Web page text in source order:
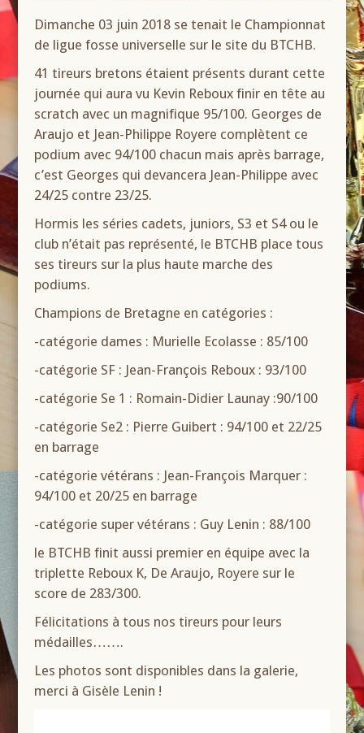
Dimanche 03 juin 2018 se tenait le Championnat
de ligue fosse universelle sur le site du BTCHB.
41 tireurs bretons étaient présents durant cette
journée qui aura vu Kevin Reboux finir en tête au
scratch avec un magnifique 95/100. Georges de
Araujo et Jean-Philippe Royere complètent ce
podium avec 94/100 chacun mais après barrage,
c’est Georges qui devancera Jean-Philippe avec
24/25 contre 23/25.
Hormis les séries cadets, juniors, S3 et S4 ou le
club n’était pas représenté, le BTCHB place tous
ses tireurs sur la plus haute marche des
podiums.
Champions de Bretagne en catégories :
-catégorie dames : Murielle Ecolasse : 85/100
-catégorie SF : Jean-François Reboux : 93/100
-catégorie Se 1 : Romain-Didier Launay :90/100
-catégorie Se2 : Pierre Guibert : 94/100 et 22/25
en barrage
-catégorie vétérans : Jean-François Marquer :
94/100 et 20/25 en barrage
-catégorie super vétérans : Guy Lenin : 88/100
le BTCHB finit aussi premier en équipe avec la
triplette Reboux K, De Araujo, Royere sur le
score de 283/300.
Félicitations à tous nos tireurs pour leurs
médailles…….
Les photos sont disponibles dans la galerie,
merci à Gisèle Lenin !